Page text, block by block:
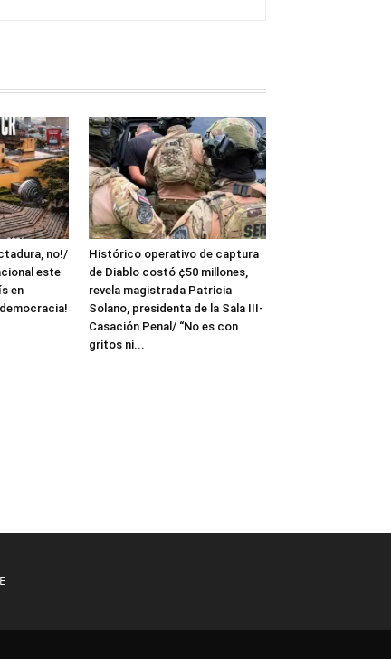
no!/
este
en
Histórico operativo de captura
de Diablo costó ¢50 millones,
revela magistrada Patricia
Solano, presidenta de la Sala III-
Casación Penal/ “No es con
gritos ni...